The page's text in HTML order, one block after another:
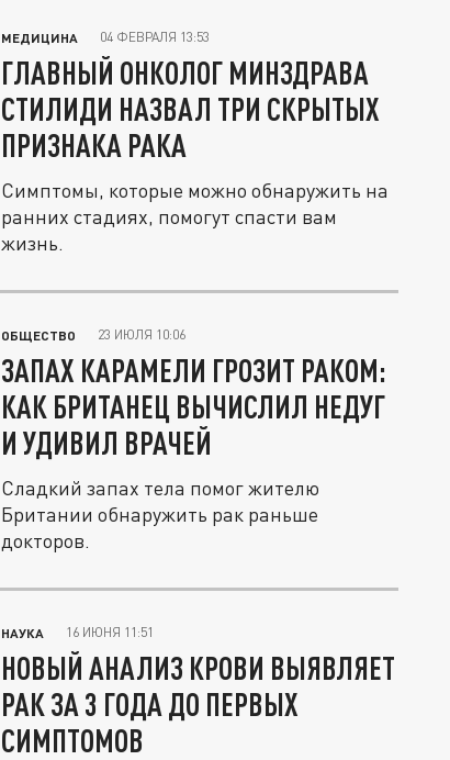
МЕДИЦИНА 04 ФЕВРАЛЯ 13:53
ГЛАВНЫЙ ОНКОЛОГ МИНЗДРАВА
СТИЛИДИ НАЗВАЛ ТРИ СКРЫТЫХ
ПРИЗНАКА РАКА
Симптомы, которые можно обнаружить на
ранних стадиях, помогут спасти вам
жизнь.
ОБЩЕСТВО 23 ИЮЛЯ 10:06
ЗАПАХ КАРАМЕЛИ ГРОЗИТ РАКОМ:
КАК БРИТАНЕЦ ВЫЧИСЛИЛ НЕДУГ
И УДИВИЛ ВРАЧЕЙ
Сладкий запах тела помог жителю
Британии обнаружить рак раньше
докторов.
НАУКА 16 ИЮНЯ 11:51
НОВЫЙ АНАЛИЗ КРОВИ ВЫЯВЛЯЕТ
РАК ЗА 3 ГОДА ДО ПЕРВЫХ
СИМПТОМОВ